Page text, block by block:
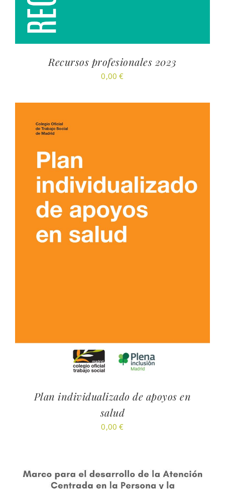
Recursos profesionales 2023
0,00€
Plan individualizado de apoyos en
salud
0,00€